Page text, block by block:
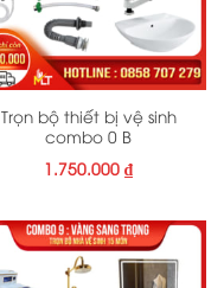
Trọn bộ thiết bị vệ sinh
combo 0 B
1.750.000 ₫